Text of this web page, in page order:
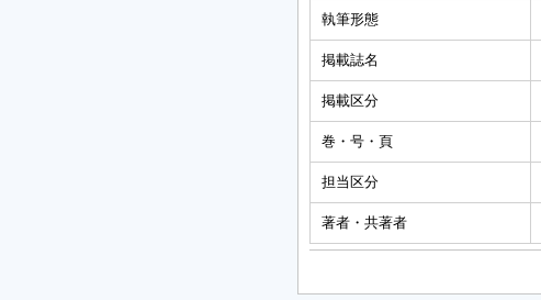
執筆形態
掲載誌名
掲載区分
巻・号・頁
担当区分
著者・共著者